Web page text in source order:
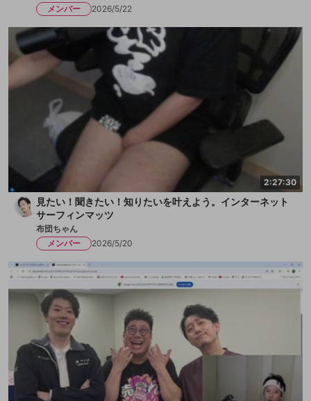
メンバー
2026/5/22
2:27:30
見たい！聞きたい！知りたいを叶えよう。インターネット
サーフィンマッツ
布団ちゃん
メンバー
2026/5/20